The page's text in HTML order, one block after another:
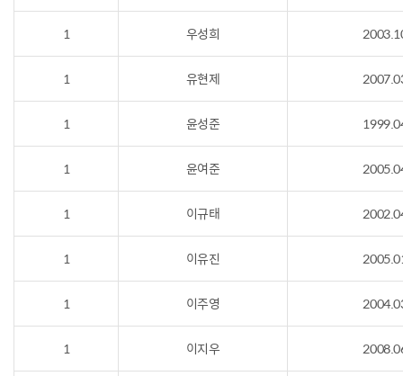
1 우성희
1 유현제
1 윤성준
1 윤여준
1 이규태
1 이유진
1 이주영
1 이지우